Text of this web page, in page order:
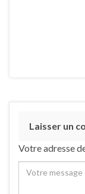
Laisser un
Votre adresse